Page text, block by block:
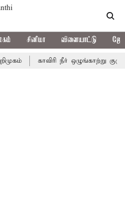
சினிமா விளையாட்டு
காவிரி நீர் ஒழுங்காற்று குழு நாளை